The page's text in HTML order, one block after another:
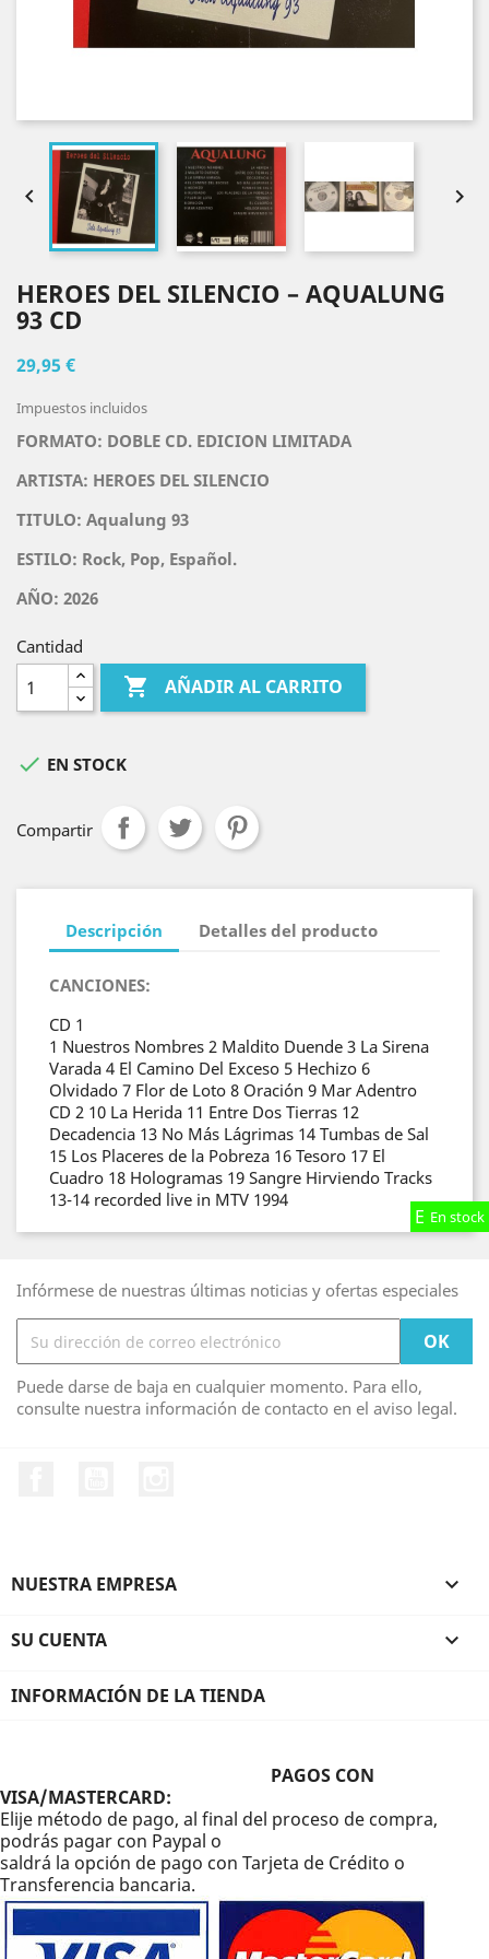
 
HEROES DEL SILENCIO ‎– AQUALUNG
93 CD
29,95 €
En stock
Impuestos incluidos
En stock
En stock
FORMATO: DOBLE CD. EDICION LIMITADA
ARTISTA: HEROES DEL SILENCIO
TITULO: Aqualung 93
ESTILO: Rock, Pop, Español.
AÑO: 2026
Cantidad
 AÑADIR AL CARRITO
 EN STOCK
Compartir
Descripción Detalles del producto
CANCIONES:
CD 1
1 Nuestros Nombres 2 Maldito Duende 3 La Sirena
Varada 4 El Camino Del Exceso 5 Hechizo 6
Olvidado 7 Flor de Loto 8 Oración 9 Mar Adentro
CD 2 10 La Herida 11 Entre Dos Tierras 12
Decadencia 13 No Más Lágrimas 14 Tumbas de Sal
15 Los Placeres de la Pobreza 16 Tesoro 17 El
Cuadro 18 Hologramas 19 Sangre Hirviendo Tracks
13-14 recorded live in MTV 1994
Infórmese de nuestras últimas noticias y ofertas especiales
Puede darse de baja en cualquier momento. Para ello,
consulte nuestra información de contacto en el aviso legal.
NUESTRA EMPRESA 
SU CUENTA 
INFORMACIÓN DE LA TIENDA
PAGOS CON
VISA/MASTERCARD:
Elije método de pago, al final del proceso de compra,
podrás pagar con Paypal o
saldrá la opción de pago con Tarjeta de Crédito o
Transferencia bancaria.